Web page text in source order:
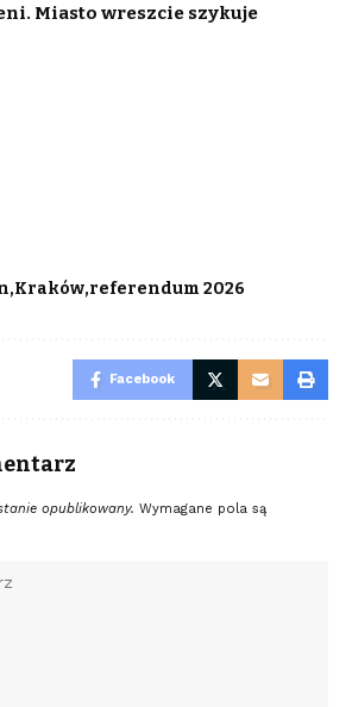
Miasto wreszcie szykuje
Kraków referendum 2026
Facebook
opublikowany. Wymagane pola są